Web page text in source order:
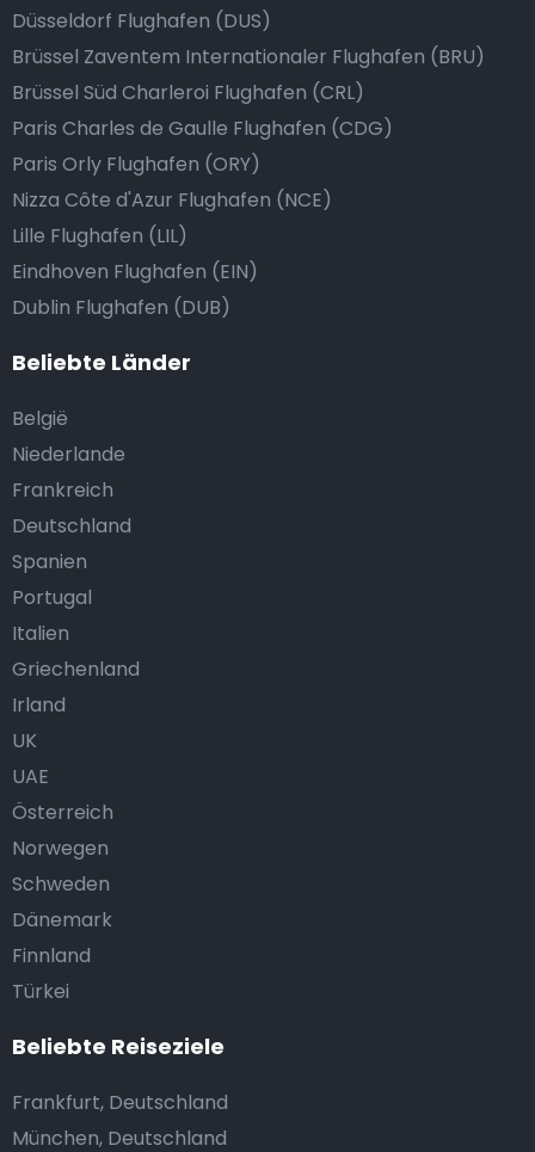
Düsseldorf Flughafen (DUS)
Brüssel Zaventem Internationaler Flughafen (BRU)
Brüssel Süd Charleroi Flughafen (CRL)
Paris Charles de Gaulle Flughafen (CDG)
Paris Orly Flughafen (ORY)
Nizza Côte d'Azur Flughafen (NCE)
Lille Flughafen (LIL)
Eindhoven Flughafen (EIN)
Dublin Flughafen (DUB)
Beliebte Länder
België
Niederlande
Frankreich
Deutschland
Spanien
Portugal
Italien
Griechenland
Irland
UK
UAE
Österreich
Norwegen
Schweden
Dänemark
Finnland
Türkei
Beliebte Reiseziele
Frankfurt, Deutschland
München, Deutschland